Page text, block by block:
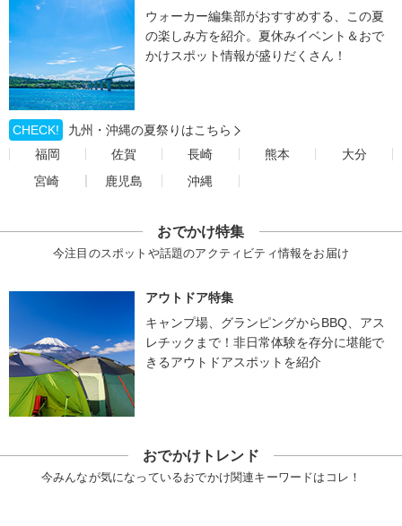
ウォーカー編集部がおすすめする、この夏
の楽しみ方を紹介。夏休みイベント＆おで
かけスポット情報が盛りだくさん！
CHECK!
九州・沖縄の夏祭りはこちら
福岡
佐賀 長崎 熊本
大分
宮崎
鹿児島 沖縄
おでかけ特集
今注目のスポットや話題のアクティビティ情報をお届け
アウトドア特集
キャンプ場、グランピングからBBQ、アス
レチックまで！非日常体験を存分に堪能で
きるアウトドアスポットを紹介
おでかけトレンド
今みんなが気になっているおでかけ関連キーワードはコレ！